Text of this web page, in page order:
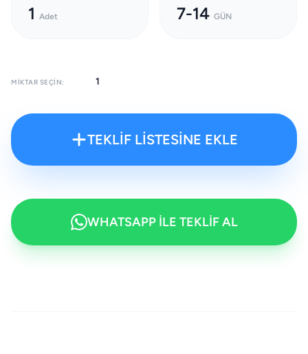
1 Adet 7-14 GÜN
MIKTAR SEÇIN:
TEKLİF LİSTESİNE EKLE
WHATSAPP İLE TEKLİF AL